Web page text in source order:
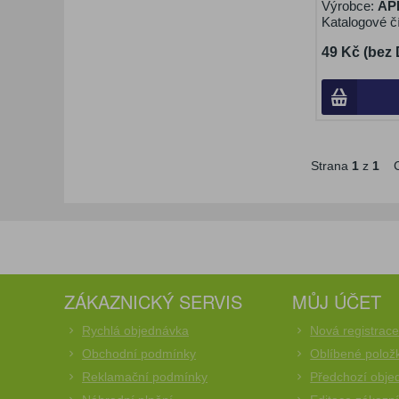
Výrobce:
Katalogové
49 Kč (bez
Strana 1z 1
ZÁKAZNICKÝ SERVIS
Rychlá objednávka
Obchodní podmínky
Reklamační podmínky
MŮJ ÚČET
Nová registrace
Oblíbené
Předchozí